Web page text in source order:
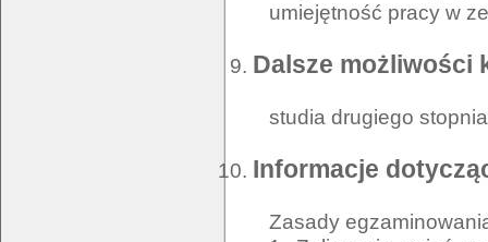
Dalsze możliwości
studia drugiego
Informacje
Zasady